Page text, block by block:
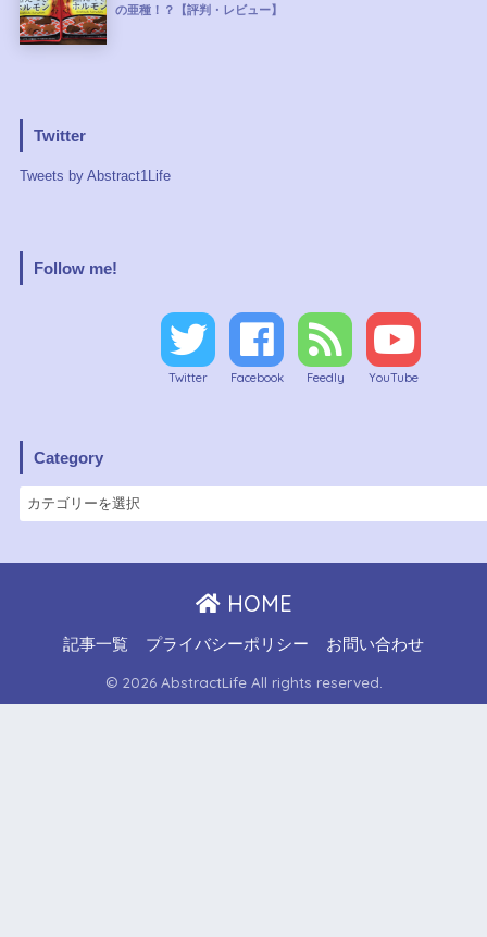
の亜種！？【評判・レビュー】
Twitter
Tweets by Abstract1Life
Follow me!
Twitter Facebook Feedly YouTube
Category
HOME
記事一覧 プライバシーポリシー お問い合わせ
© 2026 AbstractLife All rights reserved.